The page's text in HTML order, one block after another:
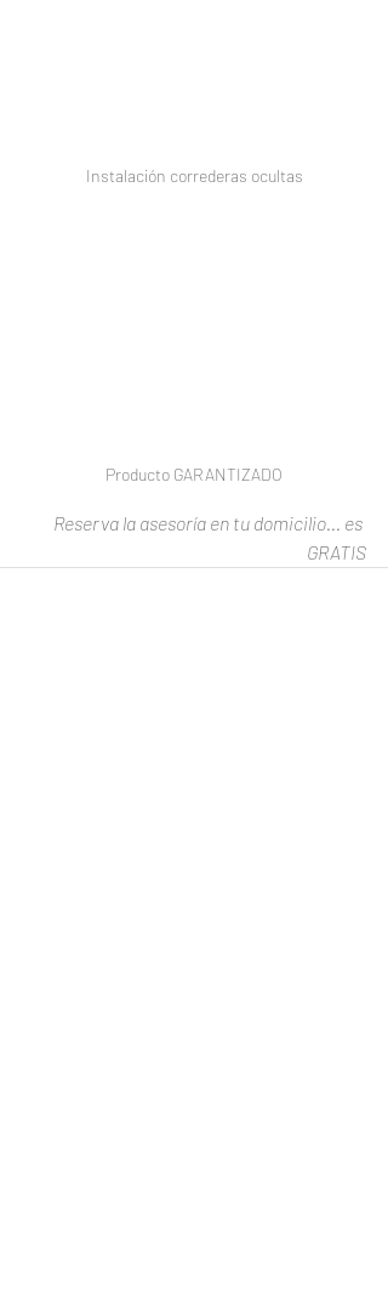
Instalación correderas ocultas
Producto GARANTIZADO
Reserva la asesoría en tu domicilio... es
GRATIS